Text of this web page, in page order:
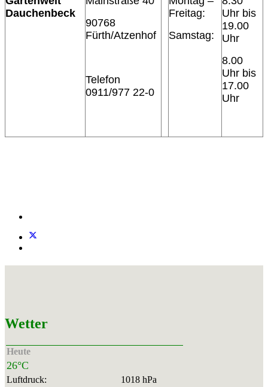
Dauchenbeck
90768
Fürth/Atzenhof
Telefon
0911/977 22-0
Freitag:
Samstag:
Uhr bis
19.00
Uhr
8.00
Uhr bis
17.00
Uhr
Wetter
Heute
26°C
Luftdruck:
1018 hPa